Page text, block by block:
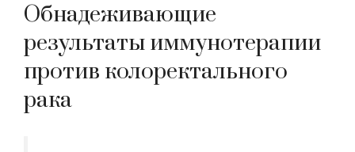
Обнадеживающие
результаты иммунотерапии
против колоректального
рака